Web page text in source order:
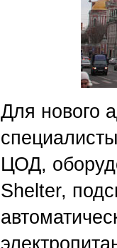
Для нового
ЦОД,
Shelter,